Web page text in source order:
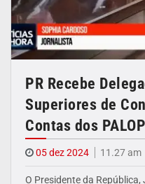
PR Recebe
Superiores de
Contas dos PALOP
05 dez 2024 11.27 am
O Presidente da